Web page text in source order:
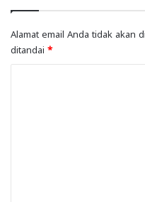
Alamat email Anda tidak akan
ditandai *